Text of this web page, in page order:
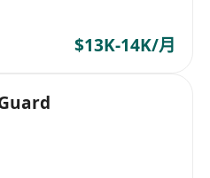
$13K-14K/月